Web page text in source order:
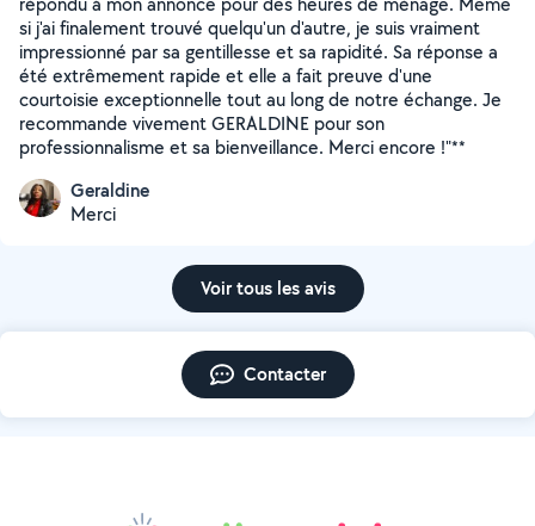
si j'ai finalement trouvé quelqu'un d'autre, je suis vraiment
impressionné par sa gentillesse et sa rapidité. Sa réponse a
été extrêmement rapide et elle a fait preuve d'une
courtoisie exceptionnelle tout au long de notre échange. Je
recommande vivement GERALDINE pour son
professionnalisme et sa bienveillance. Merci encore !"**
Geraldine
Merci
Voir tous les avis
Contacter